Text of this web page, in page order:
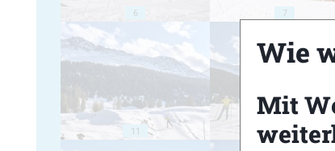
6 7
11 12
Wie
Mit